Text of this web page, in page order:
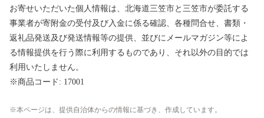
お寄せいただいた個人情報は、北海道三笠市と三笠市が委託する
事業者が寄附金の受付及び入金に係る確認、各種問合せ、書類・
返礼品発送及び発送情報等の提供、並びにメールマガジン等によ
る情報提供を行う際に利用するものであり、それ以外の目的では
利用いたしません。
※商品コード: 17001
本ページは、提供自治体からの情報に基づき、作成しています。